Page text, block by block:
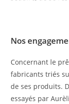
Nos
Concernant le
fabricants triés
de ses produits.
essayés par